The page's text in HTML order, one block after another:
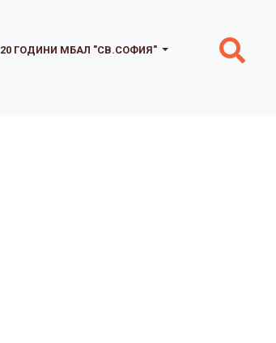
20 ГОДИНИ МБАЛ "СВ.СОФИЯ"